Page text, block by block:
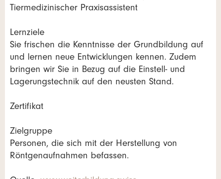
Tiermedizinischer Praxisassistent
Lernziele
Sie frischen die Kenntnisse der Grundbildung auf
und lernen neue Entwicklungen kennen. Zudem
bringen wir Sie in Bezug auf die Einstell- und
Lagerungstechnik auf den neusten Stand.
Zertifikat
Zielgruppe
Personen, die sich mit der Herstellung von
Röntgenaufnahmen befassen.